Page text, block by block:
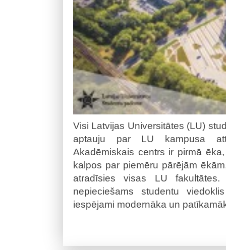
Visi Latvijas Universitātes (LU)
aptauju par LU kampusa
Akadēmiskais centrs ir pirmā
kalpos par piemēru pārējām
atradīsies visas LU
nepieciešams studentu
iespējami modernāka un